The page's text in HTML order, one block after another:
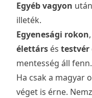
Egyéb vagyon
illeték.
Egyenesági rokon,
élettárs és testvér
mentesség áll fenn.
Ha csak a magyar
véget is érne.